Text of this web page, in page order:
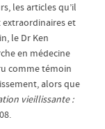
les articles qu’il
et
le Dr Ken
en médecine
comme témoin
alors que
vieillissante :